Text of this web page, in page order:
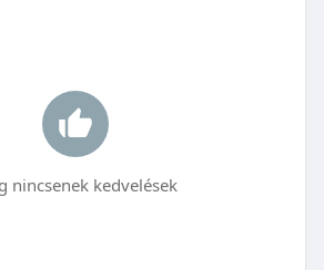
nincsenek kedvelések